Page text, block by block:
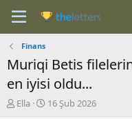
Finans
Muriqi Betis
en iyisi oldu...
K
Ella
B16 Şub 2026